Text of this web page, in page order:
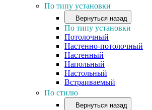
По типу установки
Вернуться назад
По типу установки
Потолочный
Настенно-потолочный
Настенный
Напольный
Настольный
Встраиваемый
По стилю
Вернуться назад